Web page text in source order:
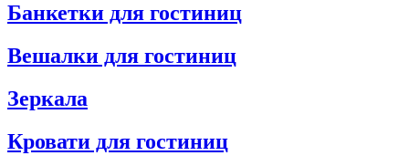
Банкетки для гостиниц
Вешалки для гостиниц
Зеркала
Кровати для гостиниц